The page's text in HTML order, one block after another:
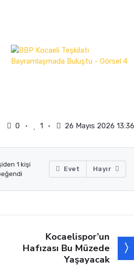
0 1 26 Mayıs 2026 13:36
1 kişi
Evet Hayır
Kocaelispor’un
Hafızası Bu Müzede
Yaşayacak